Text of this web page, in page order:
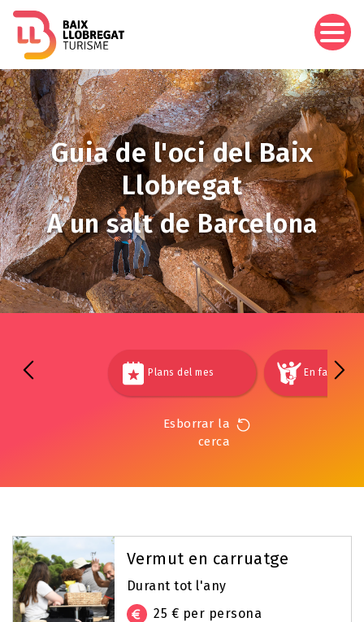
Imagen
Guia de l'oci del Baix
Llobregat
A un salt de Barcelona
Plans del mes En família
Esborrar la
cerca
Vermut en carruatge
Durant tot l'any
25 € per persona